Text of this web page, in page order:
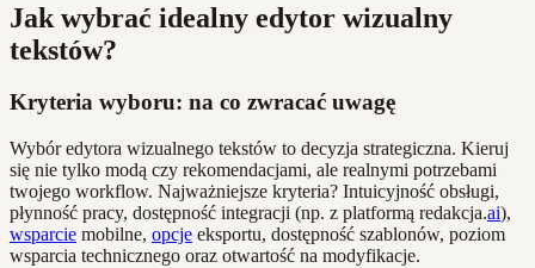
Jak wybrać idealny edytor wizualny
tekstów?
Kryteria wyboru: na co zwracać uwagę
Wybór edytora wizualnego tekstów to decyzja strategiczna. Kieruj
się nie tylko modą czy rekomendacjami, ale realnymi potrzebami
twojego workflow. Najważniejsze kryteria? Intuicyjność obsługi,
płynność pracy, dostępność integracji (np. z platformą redakcja.ai),
wsparcie mobilne, opcje eksportu, dostępność szablonów, poziom
wsparcia technicznego oraz otwartość na modyfikacje.